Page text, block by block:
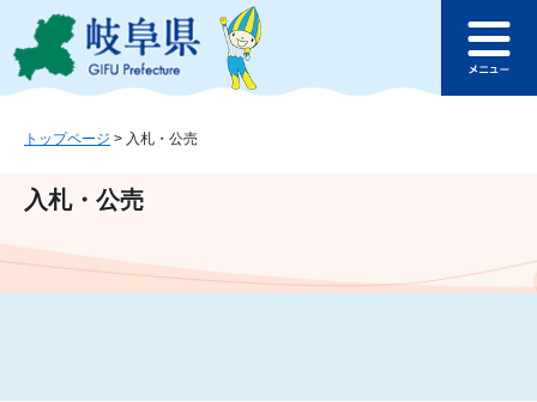
ジ
ュ
文
このページの本文へ
ュ
トップページ > 入札・公売
入札・公売